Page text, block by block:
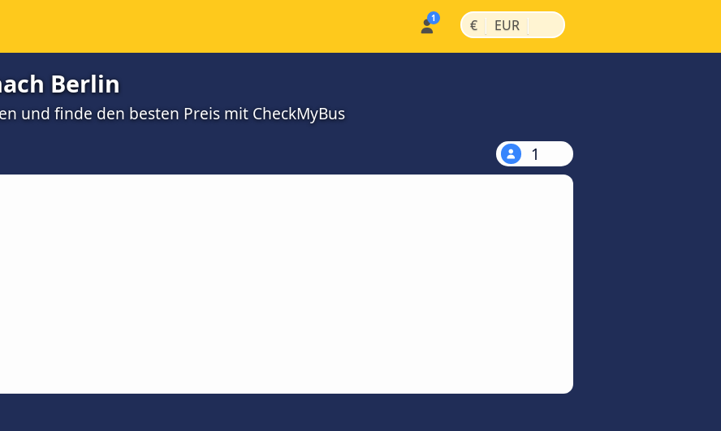
€ | EUR |
Berlin
und finde den besten Preis mit CheckMyBus
1